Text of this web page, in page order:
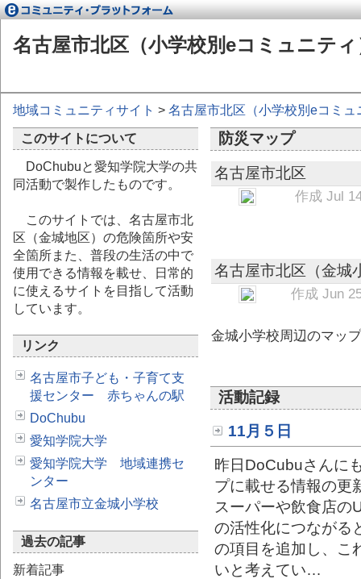
名古屋市北区（小学校別eコミュニティ
地域コミュニティサイト > 名古屋市北区（小学校別eコミュ
このサイトについて
DoChubuと愛知学院大学の共
同活動で製作したものです。
このサイトでは、名古屋市北
区（金城地区）の危険箇所や安
全箇所また、普段の生活の中で
使用できる情報を載せ、日常的
に使えるサイトを目指して活動
しています。
リンク
名古屋市子ども・子育て支
援センター 赤ちゃんの駅
DoChubu
愛知学院大学
愛知学院大学 地域連携セ
ンター
名古屋市立金城小学校
過去の記事
新着記事
防災マップ
名古屋市北区
作成 Jul
名古屋市北区（金城
作成 Jun
金城小学校周辺のマッ
活動記録
11月５日
昨日DoCubuさんに
プに載せる情報の更
スーパーや飲食店の
の活性化につながる
の項目を追加し、こ
いと考えてい…